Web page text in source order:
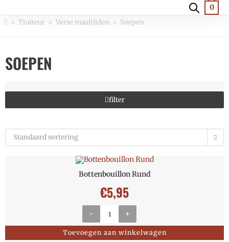
0
> Traiteur > Verse maaltijden > Soepen
SOEPEN
filter
Standaard sortering
Bottenbouillon Rund
€5,95
- +
Toevoegen aan winkelwagen